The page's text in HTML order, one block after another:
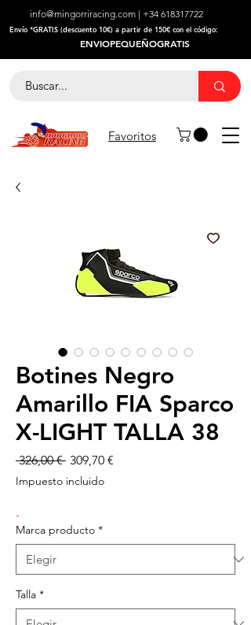
info@mingorriracing.com | +34 618317722
​Envío *GRATIS (descuento 10€) a partir de 150€ con el código:
ENVIOPEQUEÑOGRATIS
Favoritos
Botines Negro
Amarillo FIA Sparco
X-LIGHT TALLA 38
326,00 € Precio
309,70 €
Impuesto incluido
-
Marca producto *
Talla *